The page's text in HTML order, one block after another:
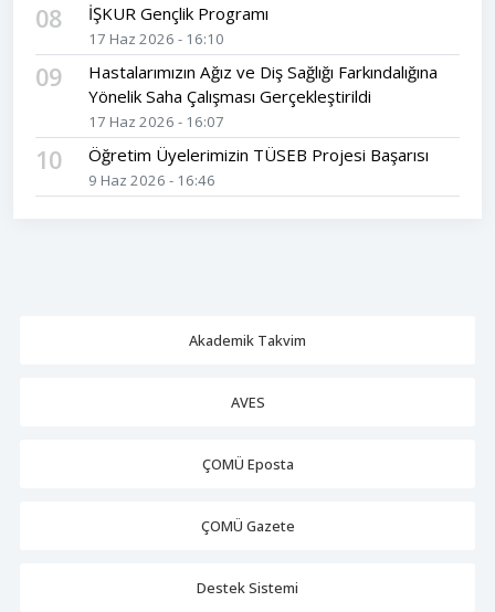
08 İŞKUR Gençlik Programı
17 Haz 2026 - 16:10
09
Hastalarımızın Ağız ve Diş Sağlığı Farkındalığına
Yönelik Saha Çalışması Gerçekleştirildi
17 Haz 2026 - 16:07
10 Öğretim Üyelerimizin TÜSEB Projesi Başarısı
9 Haz 2026 - 16:46
Akademik Takvim
AVES
ÇOMÜ Eposta
ÇOMÜ Gazete
Destek Sistemi